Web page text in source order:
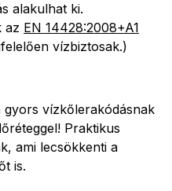
alakulhat ki.
az EN 14428:2008+A1
vízbiztosak.)
vízkőlerakódásnak
Praktikus
ami lecsökkenti a
is.